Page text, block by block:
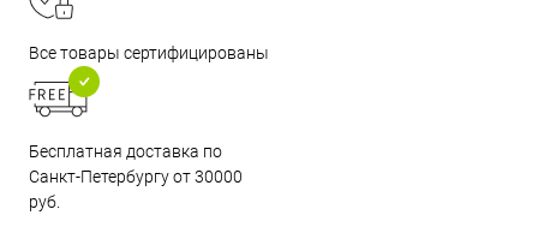
Все товары сертифицированы
Бесплатная доставка по
Санкт-Петербургу от 30000
руб.